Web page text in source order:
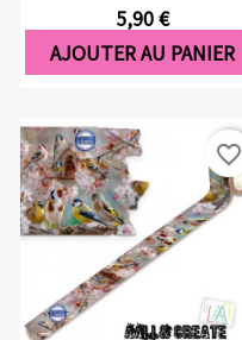
5,90 €
AJOUTER AU PANIER
favorite_border